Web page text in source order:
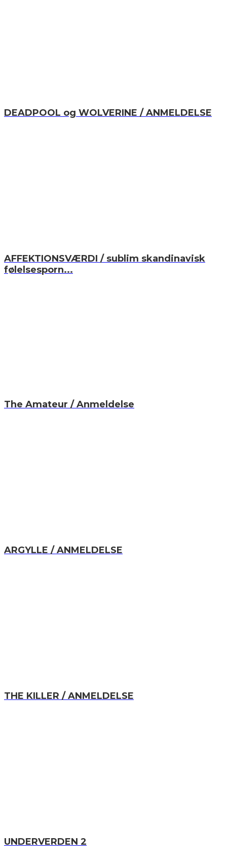
DEADPOOL og WOLVERINE / ANMELDELSE
AFFEKTIONSVÆRDI / sublim skandinavisk
følelsesporn...
The Amateur / Anmeldelse
ARGYLLE / ANMELDELSE
THE KILLER / ANMELDELSE
UNDERVERDEN 2